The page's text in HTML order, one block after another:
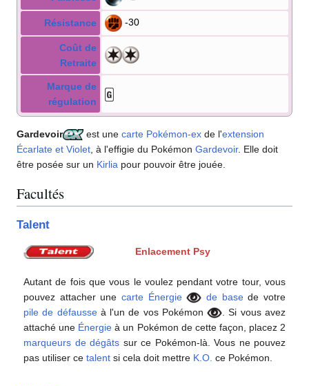
Résistance -30
Coût de
Retraite
Marque de
régulation
Gardevoir est une carte Pokémon-ex de l'extension
Écarlate et Violet , à l'effigie du Pokémon Gardevoir. Elle doit
être posée sur un Kirlia pour pouvoir être jouée.
Facultés
Talent
Enlacement Psy
Autant de fois que vous le voulez pendant votre tour, vous
pouvez attacher une carte Énergie de basede votre
pile de défausseà l'un de vos Pokémon
. Si vous avez
attaché une Énergie à un Pokémon de cette façon, placez 2
marqueurs de dégâts sur ce Pokémon-là. Vous ne pouvez
pas utiliser ce talent si cela doit mettre K.O. ce Pokémon.